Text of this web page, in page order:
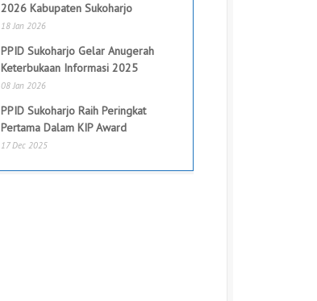
2026 Kabupaten Sukoharjo
18 Jan 2026
PPID Sukoharjo Gelar Anugerah
Keterbukaan Informasi 2025
08 Jan 2026
PPID Sukoharjo Raih Peringkat
Pertama Dalam KIP Award
17 Dec 2025